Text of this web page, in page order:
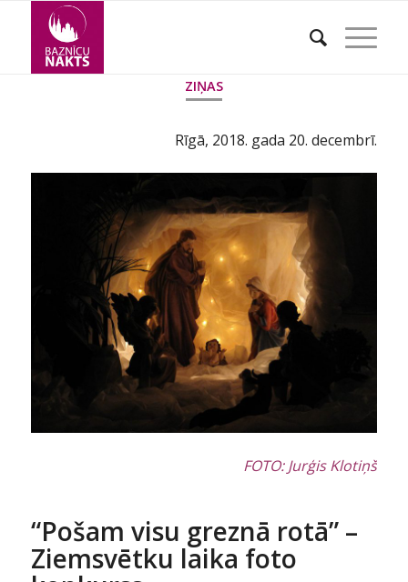
ZIŅAS
Rīgā, 2018. gada 20. decembrī.
FOTO: Jurģis Klotiņš
“Pošam visu greznā rotā” –
Ziemsvētku laika foto